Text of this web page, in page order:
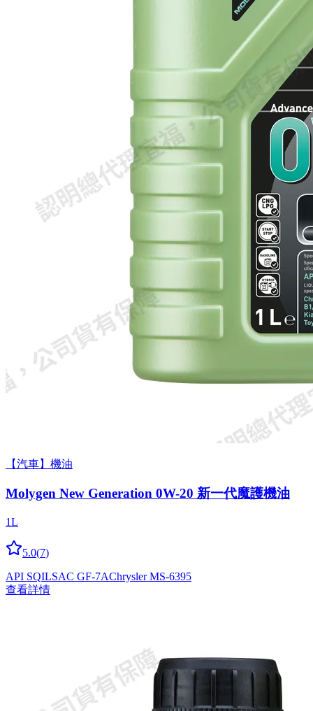
【汽車】機油
Molygen New Gener­a­tion 0W-20 新一代魔護機油
1L
5.0(7)
API SQILSAC GF-7AChrysler MS-6395
查看詳情